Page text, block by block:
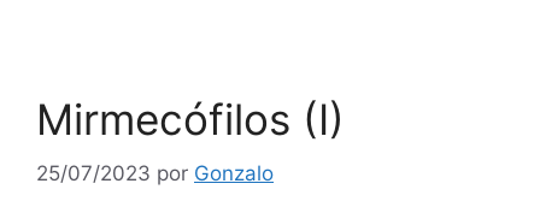
Mirmecófilos (I)
25/07/2023 por Gonzalo